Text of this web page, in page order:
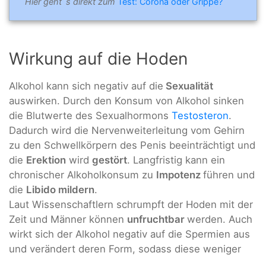
Wirkung auf die Hoden
Alkohol kann sich negativ auf die Sexualität
auswirken. Durch den Konsum von Alkohol sinken
die Blutwerte des Sexualhormons Testosteron.
Dadurch wird die Nervenweiterleitung vom Gehirn
zu den Schwellkörpern des Penis beeinträchtigt und
die Erektion wird gestört. Langfristig kann ein
chronischer Alkoholkonsum zu Impotenz führen und
die Libido mildern.
Laut Wissenschaftlern schrumpft der Hoden mit der
Zeit und Männer können unfruchtbar werden. Auch
wirkt sich der Alkohol negativ auf die Spermien aus
und verändert deren Form, sodass diese weniger